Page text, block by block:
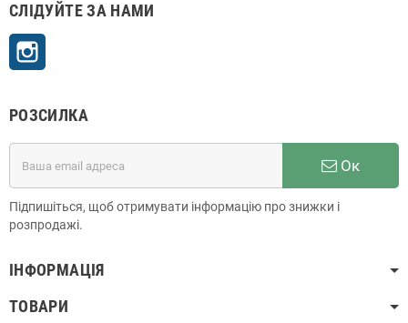
СЛІДУЙТЕ ЗА НАМИ
РОЗСИЛКА
Ок
Підпишіться, щоб отримувати інформацію про знижки і
розпродажі.
ІНФОРМАЦІЯ
ТОВАРИ